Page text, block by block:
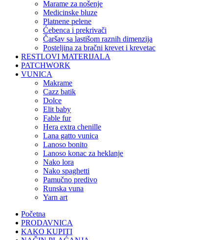
marame za nošenje
medicinske bluze
platnene pelene
ćebenca i prekrivači
čaršav sa lastišom raznih dimenzija
posteljina za bračni krevet i krevetac
RESTLOVI MATERIJALA
PATCHWORK
VUNICA
makrame
cazz batik
dolce
elit baby
fable fur
hera extra chenille
lana gatto vunica
lanoso bonito
lanoso konac za heklanje
nako lora
nako spaghetti
pamučno predivo
runska vuna
yarn art
Početna
PRODAVNICA
KAKO KUPITI